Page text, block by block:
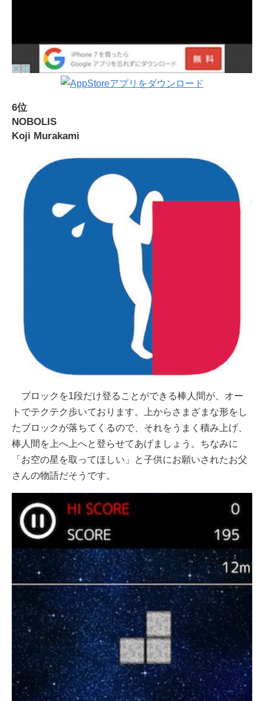
6位
NOBOLIS
Koji Murakami
ブロックを1段だけ登ることができる棒人間が、オー
トでテクテク歩いております。上からさまざまな形をし
たブロックが落ちてくるので、それをうまく積み上げ、
棒人間を上へ上へと登らせてあげましょう。ちなみに
「お空の星を取ってほしい」と子供にお願いされたお父
さんの物語だそうです。